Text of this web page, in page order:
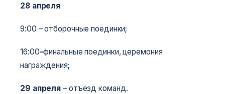
28 апреля
9:00 – отборочные поединки;
16:00–финальные поединки, церемония
награждения;
29 апреля – отъезд команд.